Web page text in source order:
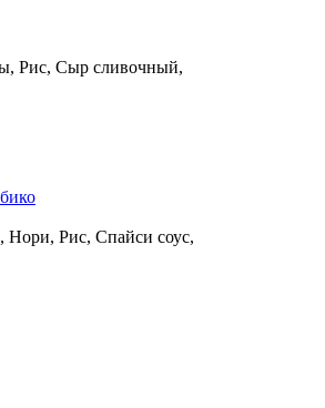
Рис, Сыр сливочный,
Нори, Рис, Спайси соус,